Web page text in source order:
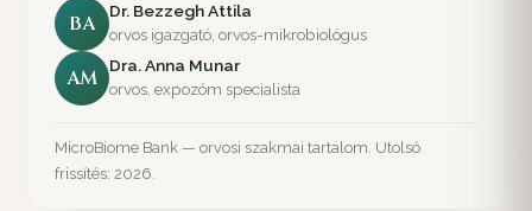
BA
Dr. Bezzegh Attila
orvos igazgató, orvos-mikrobiológus
AM
Dra. Anna Munar
orvos, expozóm specialista
MicroBiome Bank — orvosi szakmai tartalom. Utolsó
frissítés: 2026.